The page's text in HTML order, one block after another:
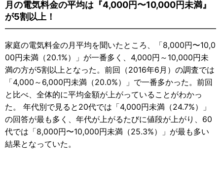
月の電気料金の平均は『4,000円〜10,000円未満』
が5割以上！
家庭の電気料金の月平均を聞いたところ、「8,000円〜10,0
00円未満（20.1%）」が一番多く、4,000円～10,000円未
満の方が5割以上となった。前回（2016年6月）の調査では
「4,000～6,000円未満（20.0%）」で一番多かった。前回
と比べ、全体的に平均金額が上がっていることがわかっ
た。 年代別で見ると20代では「4,000円未満（24.7%）」
の回答が最も多く、年代が上がるたびに値段が上がり、60
代では「8,000円〜10,000円未満（25.3%）」が最も多い
結果となっていた。